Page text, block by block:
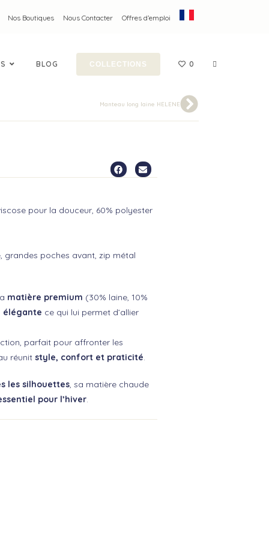
Nos Boutiques Nous Contacter Offres d’emploi
BLOG COLLECTIONS 0
Manteau long laine HELENE
pour la douceur, 60% polyester
grandes poches avant, zip métal
matière premium (30% laine, 10%
élégante ce qui lui permet d’allier
parfait pour affronter les
réunitstyle, confort et praticité.
les silhouettes, sa matière chaude
pour l’hiver.